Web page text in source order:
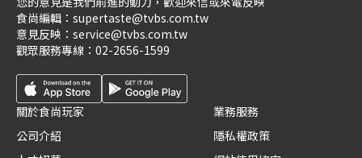
食尚編輯： supertaste@tvbs.com.tw
意見反映： service@tvbs.com.tw
觀眾服務專線： 02-2656-1599
關於食尚玩家
公司介紹
業務服務
隱私權政策